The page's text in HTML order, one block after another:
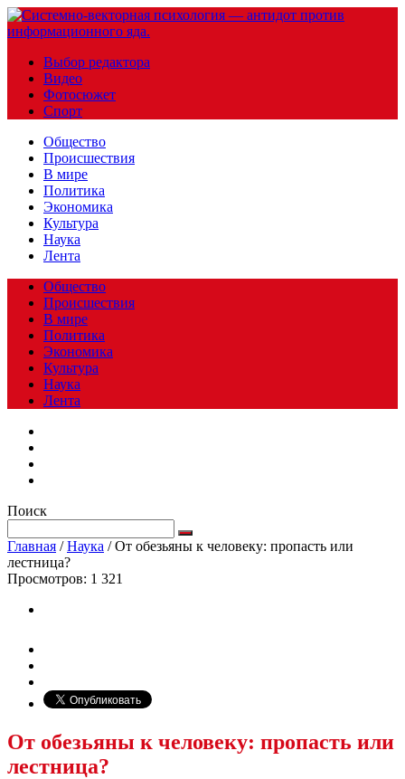
Выбор редактора
Видео
Фотосюжет
Спорт
Общество
Происшествия
В мире
Политика
Экономика
Культура
Наука
Лента
Общество
Происшествия
В мире
Политика
Экономика
Культура
Наука
Лента
Поиск
Главная /Наука /От обезьяны к человеку: пропасть или
лестница?
Просмотров: 1 321
От обезьяны к человеку: пропасть или
лестница?